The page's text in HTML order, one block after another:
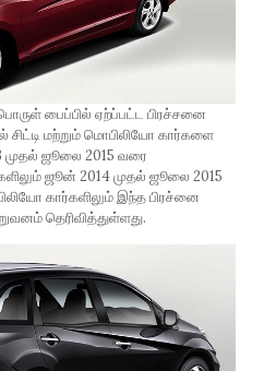
பைப்பில் ஏற்ப்பட்ட பிரச்சனை
மற்றும் மொபிலியோ கார்களை
முதல் ஜூலை 2015 வரை
ஜூன் 2014 முதல் ஜூலை 2015
கார்களிலும் இந்த பிரச்னை
தெரிவித்துள்ளது.